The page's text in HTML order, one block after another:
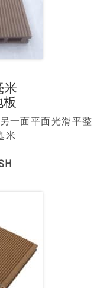
一面平面光滑平整
米